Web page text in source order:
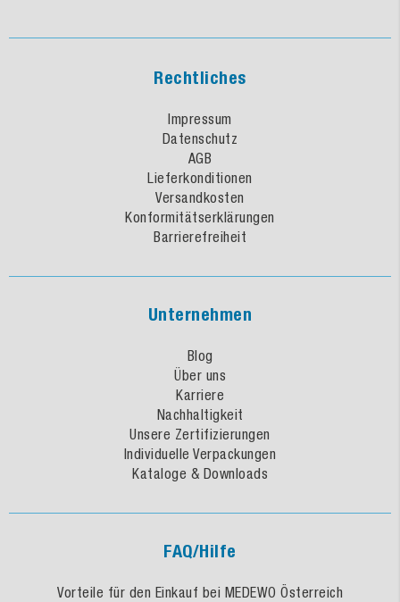
Rechtliches
Impressum
Datenschutz
AGB
Lieferkonditionen
Versandkosten
Konformitätserklärungen
Barrierefreiheit
Unternehmen
Blog
Über uns
Karriere
Nachhaltigkeit
Unsere Zertifizierungen
Individuelle Verpackungen
Kataloge & Downloads
FAQ/Hilfe
Vorteile für den Einkauf bei MEDEWO Österreich